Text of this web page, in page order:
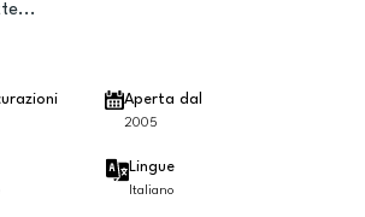
...
Aperta dal
2005
Lingue
Italiano